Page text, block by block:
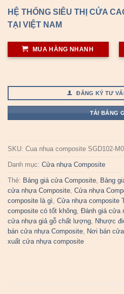
HỆ THỐNG SIÊU THỊ CỬA
TẠI VIỆT NAM
MUA HÀNG NHANH
ĐĂNG KÝ TƯ
TẢI BẢNG
SKU: Cua nhua composite SGD102-
Danh mục: Cửa nhựa Composite
Thẻ: Bảng giá cửa Composite, Bảng
cửa nhựa Composite, Cửa nhựa
composite là gì, Cửa nhựa composite
composite có tốt không, Đánh giá cửa
cửa nhựa giả gỗ chất lượng, Nhược
bán cửa nhựa Composite, Nơi bán
xuất cửa nhựa composite